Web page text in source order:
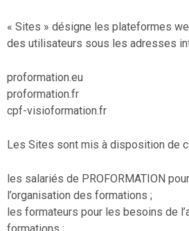
« Sites » désigne les plateformes
des utilisateurs sous les adresses
proformation.eu
proformation.fr
cpf-visioformation.fr
Les Sites sont mis à disposition de
les salariés de PROFORMATION
l’organisation des formations ;
les formateurs pour les besoins de